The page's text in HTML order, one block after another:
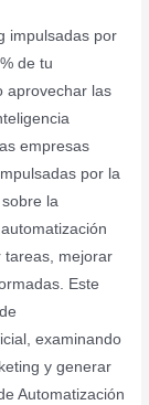
impulsadas por
de tu
aprovechar las
empresas
por la
la
tareas, mejorar
Este
examinando
y generar
Automatización